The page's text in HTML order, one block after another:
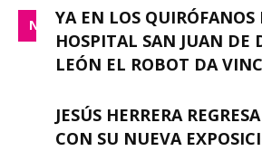
NACIONAL
YA EN LOS QUIRÓFANOS
HOSPITAL SAN JUAN DE
LEÓN EL ROBOT DA
JESÚS HERRERA
CON SU NUEVA